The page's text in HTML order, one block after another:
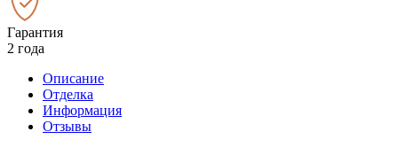
Гарантия
2 года
Описание
Отделка
Информация
Отзывы